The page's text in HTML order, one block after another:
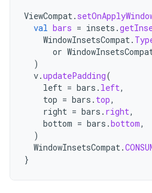
ViewCompat.
val bars = insets .
WindowInsetsCompat.
or
)
v.updatePadding(
left = bars . left,
top = bars . top,
right = bars . right,
bottom = bars .bottom,
)
WindowInsetsCompat.
}